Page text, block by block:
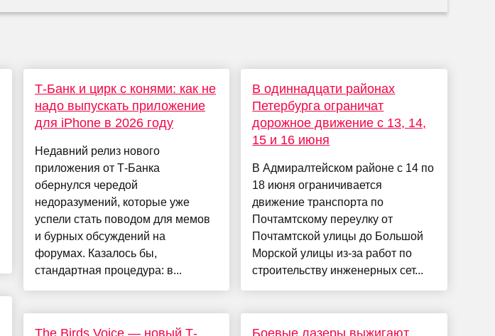
Т-Банк и цирк с конями: как не
надо выпускать приложение
для iPhone в 2026 году
Недавний релиз нового
приложения от Т‑Банка
обернулся чередой
недоразумений, которые уже
успели стать поводом для мемов
и бурных обсуждений на
форумах. Казалось бы,
стандартная процедура: в...
В одиннадцати районах
Петербурга ограничат
дорожное движение с 13, 14,
15 и 16 июня
В Адмиралтейском районе с 14 по
18 июня ограничивается
движение транспорта по
Почтамтскому переулку от
Почтамтской улицы до Большой
Морской улицы из-за работ по
строительству инженерных сет...